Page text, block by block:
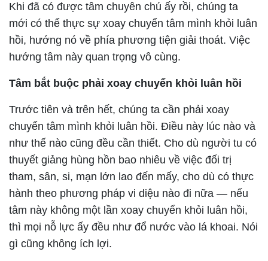
Khi đã có được tâm chuyên chú ấy rồi, chúng ta
mới có thể thực sự xoay chuyển tâm mình khỏi luân
hồi, hướng nó về phía phương tiện giải thoát. Việc
hướng tâm này quan trọng vô cùng.
Tâm bắt buộc phải xoay chuyển khỏi luân hồi
Trước tiên và trên hết, chúng ta cần phải xoay
chuyển tâm mình khỏi luân hồi. Điều này lúc nào và
như thế nào cũng đều cần thiết. Cho dù người tu có
thuyết giảng hùng hồn bao nhiêu về việc đối trị
tham, sân, si, mạn lớn lao đến mấy, cho dù có thực
hành theo phương pháp vi diệu nào đi nữa — nếu
tâm này không một lần xoay chuyển khỏi luân hồi,
thì mọi nỗ lực ấy đều như đổ nước vào lá khoai. Nói
gì cũng không ích lợi.